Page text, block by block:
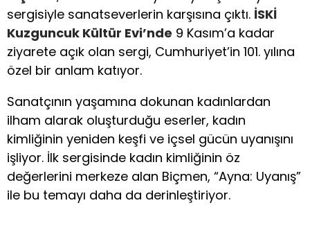
sergisiyle sanatseverlerin karşısına çıktı. İSKİ
Kuzguncuk Kültür Evi’nde 9 Kasım’a kadar
ziyarete açık olan sergi, Cumhuriyet’in 101. yılına
özel bir anlam katıyor.
Sanatçının yaşamına dokunan kadınlardan
ilham alarak oluşturduğu eserler, kadın
kimliğinin yeniden keşfi ve içsel gücün uyanışını
işliyor. İlk sergisinde kadın kimliğinin öz
değerlerini merkeze alan Biçmen, “Ayna: Uyanış”
ile bu temayı daha da derinleştiriyor.